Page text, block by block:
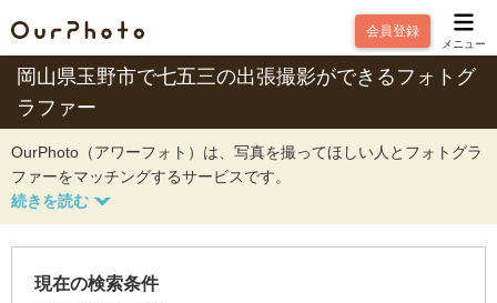
会員登録
メニュー
岡山県玉野市で七五三の出張撮影ができるフォトグ
ラファー
OurPhoto（アワーフォト）は、写真を撮ってほしい人とフォトグラ
ファーをマッチングするサービスです。
現在の検索条件